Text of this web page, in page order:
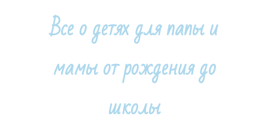
Все о детях для папы и
мамы от рождения до
школы